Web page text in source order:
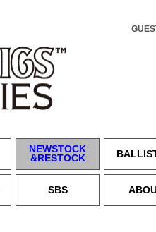
NEWSTOCK
&RESTOCK
SBS